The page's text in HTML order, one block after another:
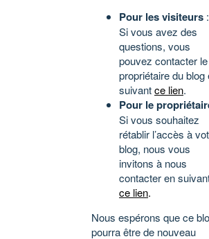
Pour les visiteurs :
Si vous avez des
questions, vous
pouvez contacter le
propriétaire du blog
suivantce lien.
Pour le
Si vous souhaitez
rétablir l’accès à
blog, nous vous
invitons à nous
contacter en
ce lien.
Nous espérons que ce
pourra être de nouveau